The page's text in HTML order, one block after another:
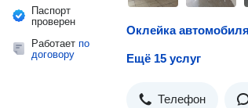
Паспорт
проверен
Работает по
договору
Ещё 15 услуг
Телефон